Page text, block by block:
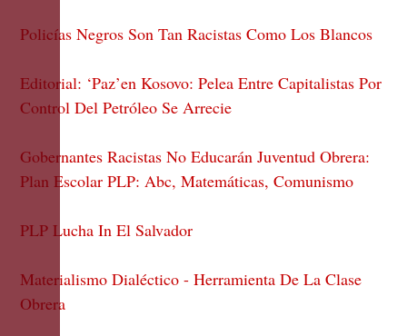
Policías Negros Son Tan Racistas Como Los Blancos
Editorial: ‘Paz’en Kosovo: Pelea Entre Capitalistas Por
Control Del Petróleo Se Arrecie
Gobernantes Racistas No Educarán Juventud Obrera:
Plan Escolar PLP: Abc, Matemáticas, Comunismo
PLP Lucha In El Salvador
Materialismo Dialéctico - Herramienta De La Clase
Obrera